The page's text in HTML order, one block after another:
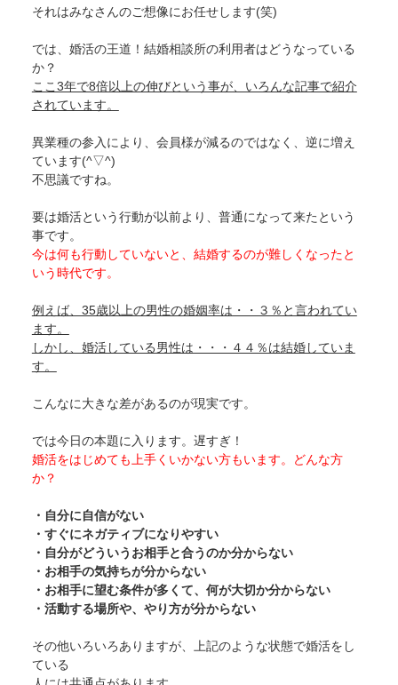
それはみなさんのご想像にお任せします(笑)
では、婚活の王道！結婚相談所の利用者はどうなっている
か？
ここ3年で8倍以上の伸びという事が、いろんな記事で紹介
されています。
異業種の参入により、会員様が減るのではなく、逆に増え
ています(^▽^)
不思議ですね。
要は婚活という行動が以前より、普通になって来たという
事です。
今は何も行動していないと、結婚するのが難しくなったと
いう時代です。
例えば、35歳以上の男性の婚姻率は・・３％と言われてい
ます。
しかし、婚活している男性は・・・４４％は結婚していま
す。
こんなに大きな差があるのが現実です。
では今日の本題に入ります。遅すぎ！
婚活をはじめても上手くいかない方もいます。どんな方
か？
・自分に自信がない
・すぐにネガティブになりやすい
・自分がどういうお相手と合うのか分からない
・お相手の気持ちが分からない
・お相手に望む条件が多くて、何が大切か分からない
・活動する場所や、やり方が分からない
その他いろいろありますが、上記のような状態で婚活をし
ている